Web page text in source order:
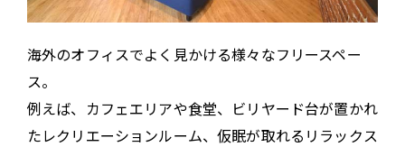
海外のオフィスでよく見かける様々なフリースペー
ス。
例えば、カフェエリアや食堂、ビリヤード台が置かれ
たレクリエーションルーム、仮眠が取れるリラックス